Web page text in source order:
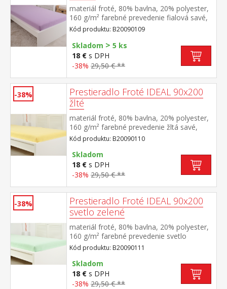
materiál froté, 80% bavlna, 20% polyester,
160 g/m² farebné prevedenie fialová savé,
odolné, stálofarebné, obšité gumou pre
matrace do výšky 25 cm prateľné do 40 °C
Kód produktu: B20090109
Skladom > 5 ks
18 € s DPH
-38% 29,50 € **
-38%
Prestieradlo Froté IDEAL 90x200
žlté
materiál froté, 80% bavlna, 20% polyester,
160 g/m² farebné prevedenie žltá savé,
odolné, stálofarebné, obšité gumou pre
matrace do výšky 25 cm prateľné do 40 °C
Kód produktu: B20090110
Skladom
18 € s DPH
-38% 29,50 € **
-38%
Prestieradlo Froté IDEAL 90x200
svetlo zelené
materiál froté, 80% bavlna, 20% polyester,
160 g/m² farebné prevedenie svetlo
zelená savé, odolné, stálofarebné, obšité
gumou pre matrace do výšky 25
cm prateľné do 40 °C
Kód produktu: B20090111
Skladom
18 € s DPH
-38% 29,50 € **